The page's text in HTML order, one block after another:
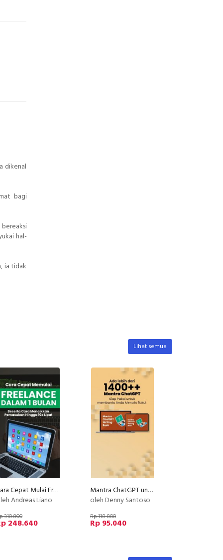
dikenal
bagi
hal-
ia tidak
Lihat semua
Cara Cepat Mulai Freelance Dalam 1 Bulan
Andreas Liano
310.800
248.640
Mantra ChatGPT untuk Penulisan Buku
oleh Denny Santoso
Rp 118.800
Rp 95.040